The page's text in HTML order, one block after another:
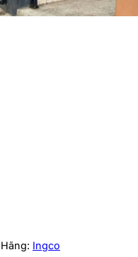
Hãng: Ingco